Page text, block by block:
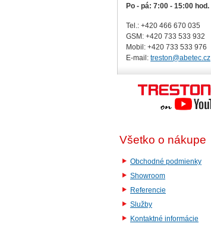
Po - pá: 7:00 - 15:00 hod.
Tel.: +420 466 670 035
GSM: +420 733 533 932
Mobil: +420 733 533 976
E-mail: treston@abetec.cz
Všetko o nákupe
Obchodné podmienky
Showroom
Referencie
Služby
Kontaktné informácie